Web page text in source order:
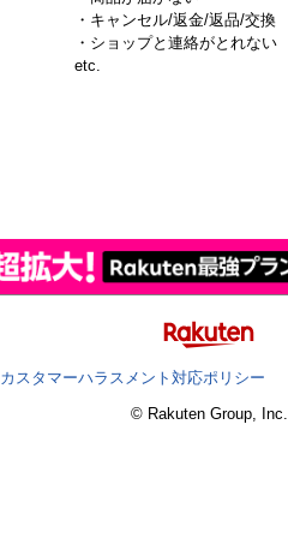
・キャンセル/返金/返品/交換
・ショップと連絡がとれない
etc.
カスタマーハラスメント対応ポリシー
© Rakuten Group, Inc.